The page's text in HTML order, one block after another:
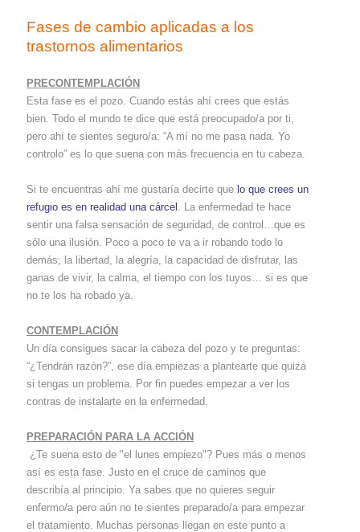
Fases de cambio aplicadas a los
trastornos alimentarios
PRECONTEMPLACIÓN
Esta fase es el pozo. Cuando estás ahí crees que estás
bien. Todo el mundo te dice que está preocupado/a por ti,
pero ahí te sientes seguro/a: “A mí no me pasa nada. Yo
controlo” es lo que suena con más frecuencia en tu cabeza.
Si te encuentras ahí me gustaría decirte que lo que crees un
refugio es en realidad una cárcel . La enfermedad te hace
sentir una falsa sensación de seguridad, de control…que es
sólo una ilusión. Poco a poco te va a ir robando todo lo
demás; la libertad, la alegría, la capacidad de disfrutar, las
ganas de vivir, la calma, el tiempo con los tuyos… si es que
no te los ha robado ya.
CONTEMPLACIÓN
Un día consigues sacar la cabeza del pozo y te preguntas:
“¿Tendrán razón?”, ese día empiezas a plantearte que quizá
si tengas un problema. Por fin puedes empezar a ver los
contras de instalarte en la enfermedad.
PREPARACIÓN PARA LA ACCIÓN
¿Te suena esto de "el lunes empiezo"? Pues más o menos
así es esta fase. Justo en el cruce de caminos que
describía al principio. Ya sabes que no quieres seguir
enfermo/a pero aún no te sientes preparado/a para empezar
el tratamiento. Muchas personas llegan en este punto a